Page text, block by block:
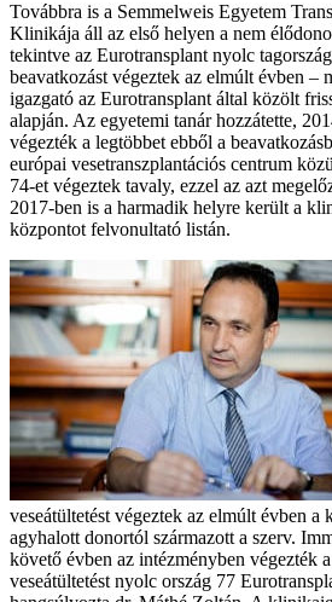
Továbbra is a Semmelweis Egyetem
Klinikája áll az első helyen a nem
tekintve az Eurotransplant nyolc
beavatkozást végeztek az elmúlt évben –
igazgató az Eurotransplant által közölt
alapján. Az egyetemi tanár hozzátette,
végezték a legtöbbet ebből a
európai vesetranszplantációs centrum
74-et végeztek tavaly, ezzel az azt
2017-ben is a harmadik helyre került a
központot felvonultató listán.
veseátültetést végeztek az elmúlt évben a
agyhalott donortól származott a szerv.
követő évben az intézményben végezték
veseátültetést nyolc ország 77